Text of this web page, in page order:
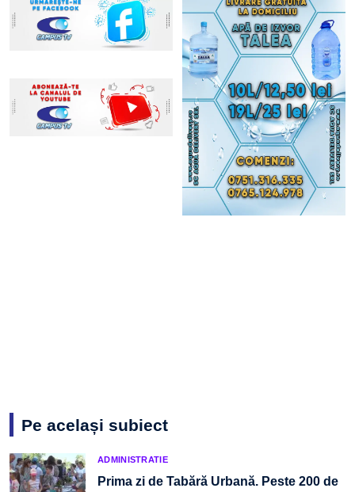
Pe același subiect
ADMINISTRATIE
Prima zi de Tabără Urbană. Peste 200 de